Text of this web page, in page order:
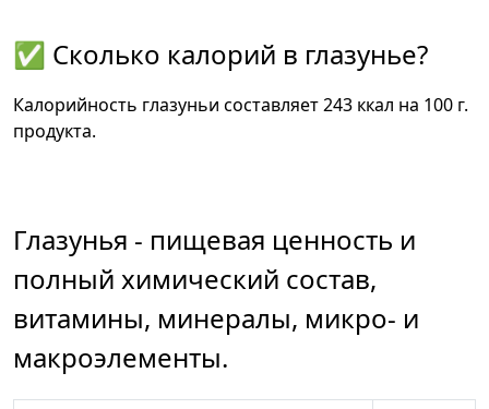
✅ Сколько калорий в глазунье?
Калорийность глазуньи составляет 243 ккал на 100 г.
продукта.
Глазунья - пищевая ценность и
полный химический состав,
витамины, минералы, микро- и
макроэлементы.